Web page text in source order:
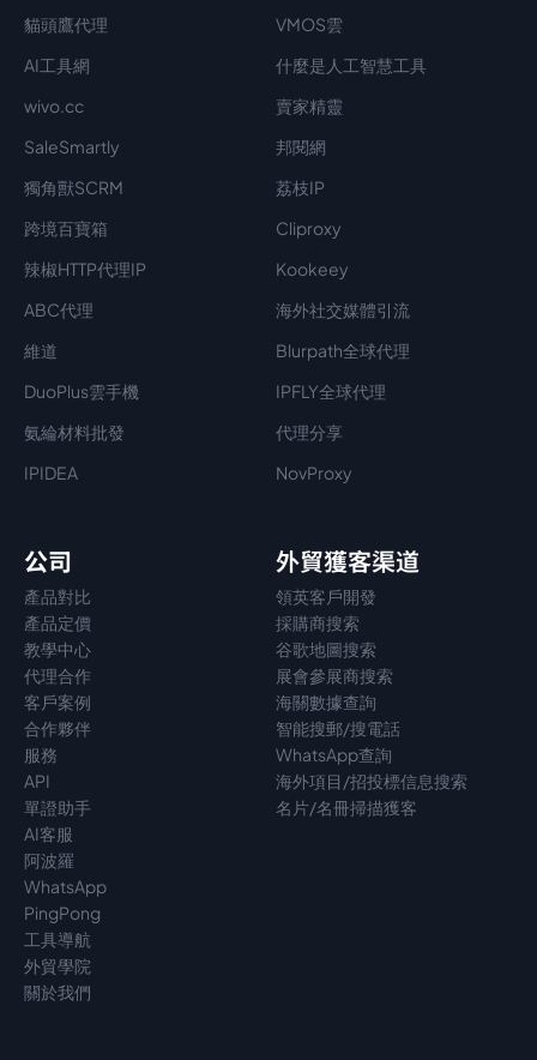
貓頭鷹代理
VMOS雲
AI工具網
什麼是人工智慧工具
wivo.cc
賣家精靈
SaleSmartly
邦閱網
獨角獸SCRM
荔枝IP
跨境百寶箱
Cliproxy
辣椒HTTP代理IP
Kookeey
ABC代理
海外社交媒體引流
維道
Blurpath全球代理
DuoPlus雲手機
IPFLY全球代理
氨綸材料批發
代理分享
IPIDEA
NovProxy
公司
產品對比
產品定價
教學中心
代理合作
客戶案例
合作夥伴
服務
API
單證助手
AI客服
阿波羅
WhatsApp
PingPong
工具導航
外貿學院
關於我們
外貿獲客渠道
領英客戶開發
採購商搜索
谷歌地圖搜索
展會參展商搜索
海關數據查詢
智能搜郵/搜電話
WhatsApp查詢
海外項目/招投標信息搜索
名片/名冊掃描獲客